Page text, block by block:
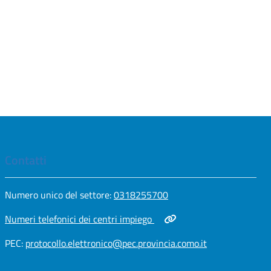
Contatti
Numero unico del settore:Apri in nuova scheda
0318255700
Apri in nuova scheda
Numeri telefonici dei centri impiego
PEC: Apri in nuova scheda
protocollo.elettronico@pec.provincia.como.it